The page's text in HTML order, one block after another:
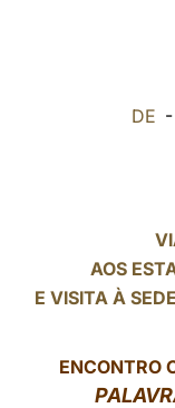
DE -
AOS
E VISITA À
ENCONTRO